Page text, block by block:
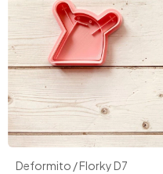
Deformito / Florky D7